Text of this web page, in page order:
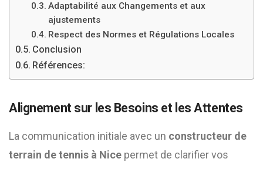
Adaptabilité aux Changements et aux
ajustements
Respect des Normes et Régulations Locales
Conclusion
Références:
Alignement sur les Besoins et les Attentes
La communication initiale avec un constructeur de
terrain de tennis à Nice permet de clarifier vos